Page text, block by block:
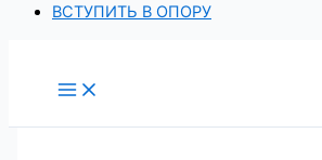
ВСТУПИТЬ В ОПОРУ